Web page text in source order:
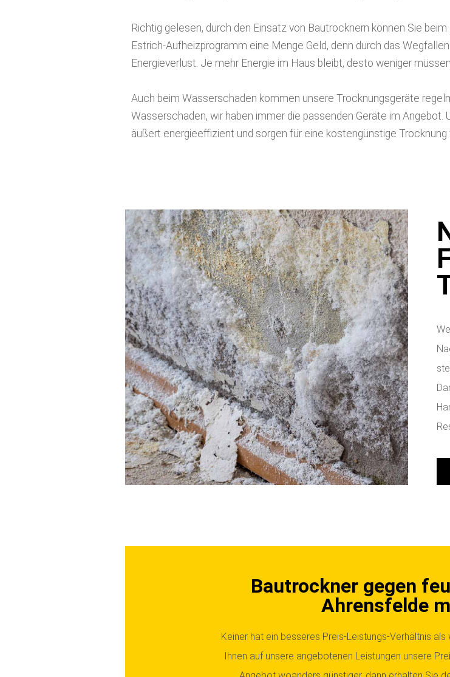
Richtig gelesen, durch den Einsatz von Bautrocknern können Sie
Estrich-Aufheizprogramm eine Menge Geld, denn durch das
Energieverlust. Je mehr Energie im Haus bleibt, desto weniger
Auch beim Wasserschaden kommen unsere Trocknungsgeräte
Wasserschaden, wir haben immer die passenden Geräte im
äußert energieeffizient und sorgen für eine kostengünstige
Bautrockner gegen
Ahrensfelde
Keiner hat ein besseres Preis-Leistungs-Verhältnis
Ihnen auf unsere angebotenen Leistungen unsere